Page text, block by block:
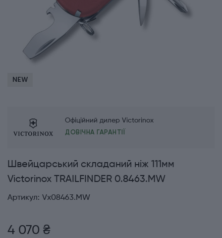
NEW
Офіційний дилер Victorinox
ДОВІЧНА ГАРАНТІЇ
Швейцарський складаний ніж 111мм
Victorinox TRAILFINDER 0.8463.MW
Артикул: Vx08463.MW
4 070 ₴